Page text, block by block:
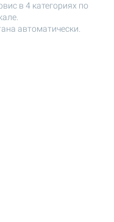
в 4 категориях по
автоматически.